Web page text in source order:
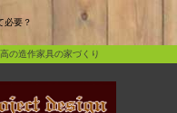
高の造作家具の家づくり
必要？
の造作家具の家づくり